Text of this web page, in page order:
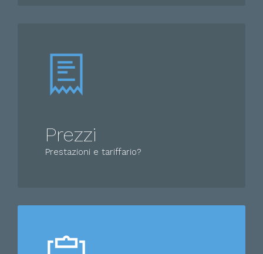
Prezzi
Prestazioni e tariffario?